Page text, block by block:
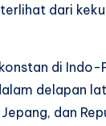
dari
di
delapan
dan